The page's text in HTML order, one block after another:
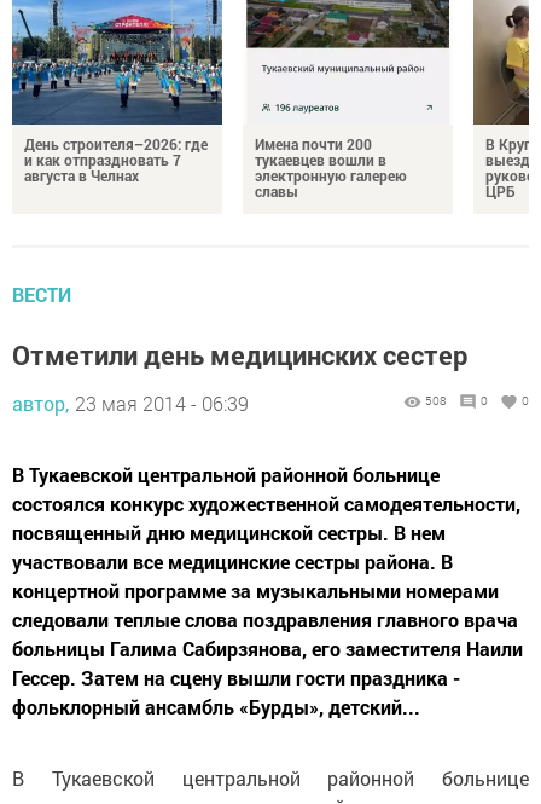
День строителя–2026: где
и как отпраздновать 7
августа в Челнах
Имена почти 200
тукаевцев вошли в
электронную галерею
славы
В
ЦРБ
ВЕСТИ
Отметили день медицинских сестер
автор, 23 мая 2014 - 06:39 508 0 0
В Тукаевской центральной районной больнице
состоялся конкурс художественной самодеятельности,
посвященный дню медицинской сестры. В нем
участвовали все медицинские сестры района. В
концертной программе за музыкальными номерами
следовали теплые слова поздравления главного врача
больницы Галима Сабирзянова, его заместителя Наили
Гессер. Затем на сцену вышли гости праздника -
фольклорный ансамбль «Бурды», детский...
В Тукаевской центральной районной больнице